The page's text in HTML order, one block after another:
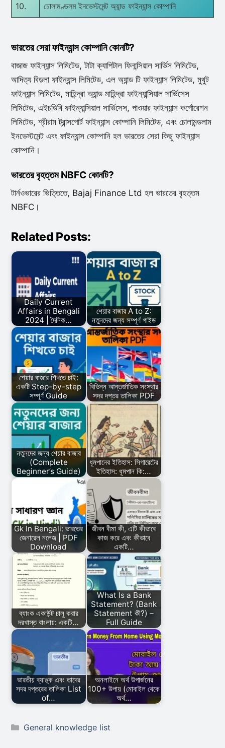
10. চোলামণ্ডলম ইনভেস্টমেন্ট অ্যান্ড ফাইন্যান্স কোম্পানি
ভারতের সেরা ফাইন্যান্স কোম্পানি কোনটি?
বাজাজ ফাইন্যান্স লিমিটেড, টাটা ক্যাপিটাল ফিনান্সিয়াল সার্ভিস লিমিটেড,
আদিত্য বিড়লা ফাইন্যান্স লিমিটেড, এল অ্যান্ড টি ফাইন্যান্স লিমিটেড, মুথুট
ফাইন্যান্স লিমিটেড, মাহিন্দ্রা অ্যান্ড মাহিন্দ্রা ফাইন্যান্সিয়াল সার্ভিসেস
লিমিটেড, এইচডিবি ফাইন্যান্সিয়াল সার্ভিসেস, পাওয়ার ফাইন্যান্স কর্পোরেশন
লিমিটেড, শ্রীরাম ট্রান্সপোর্ট ফাইন্যান্স কোম্পানি লিমিটেড, এবং চোলামন্ডলাম
ইনভেস্টমেন্ট এবং ফাইন্যান্স কোম্পানি হল ভারতের সেরা কিছু ফাইন্যান্স
কোম্পানি।
ভারতের বৃহত্তম NBFC কোনটি?
টার্নওভারের ভিত্তিতে, Bajaj Finance Ltd হল ভারতের বৃহত্তম
NBFC।
Related Posts:
Daily Current
Affairs in Bengali
2024 | দৈনিক…
শেয়ার বাজার A to Z:
নতুনদের জন্য সম্পূর্ণ গাইড
শেয়ার বাজার শিখতে চাই:
একটি Step-by-step
সম্পূর্ণ Guide
বিভিন্ন আন্তর্জাতিক সংস্থার
সদর দপ্তর তালিকা PDF
নতুনদের জন্য শেয়ার বাজার
(Complete
Beginner’s Guide)
ধূমপানের ইতিহাস: সিগারেটের
ইতিহাস: ধূমপান কি:…
Gk In Bengali: ভারতের
জেনারেল নলেজ | PDF
Download
জীবন বীমা কী, এটি কীভাবে
কাজ করে এবং কীভাবে
একটি…
ব্যাংক একাউন্ট চালু করার
দরখাস্ত বাংলায়: একটি…
What Is a Bank
Statement? (Bank
Statement কী?) –
Full Guide
ভারতীয় ব্যাঙ্ক এবং তাদের
সদর দপ্তরের তালিকা List
of…
অনলাইনে অর্থ উপার্জনের
100+ উপায় (মোবাইল থেকে
অর্থ…
Categories
General knowledge list